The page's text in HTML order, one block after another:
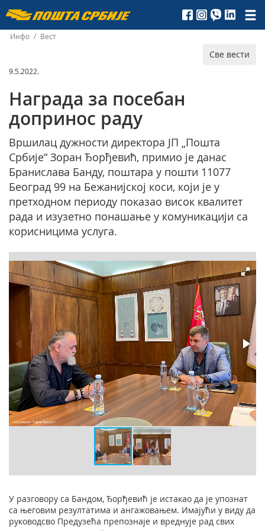
Пошта
Србије
д.о.о.
Инфо / Вест
Све вести
9.5.2022.
Награда за посебан
допринос раду
Вршилац дужности директора ЈП „Пошта
Србије“ Зоран Ђорђевић, примио је данас
Бранислава Банду, поштара у пошти 11077
Београд 99 на Бежанијској коси, који је у
претходном периоду показао висок квалитет
рада и изузетно понашање у комуникацији са
корисницима услуга.
У разговору са Бандом, Ђорђевић је истакао да је упознат
са његовим резултатима и ангажовањем. Имајући у виду да
руководсво Предузећа препознаје и вреднује рад свих